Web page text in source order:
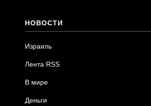
НОВОСТИ
Израиль
Лента RSS
В мире
Деньги